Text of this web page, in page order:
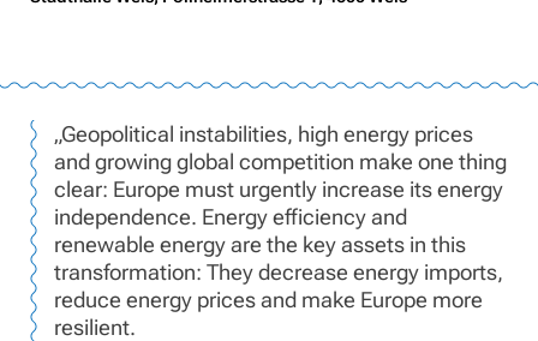
„Geopolitical instabilities, high energy prices
and growing global competition make one thing
clear: Europe must urgently increase its energy
independence. Energy efficiency and
renewable energy are the key assets in this
transformation: They decrease energy imports,
reduce energy prices and make Europe more
resilient.